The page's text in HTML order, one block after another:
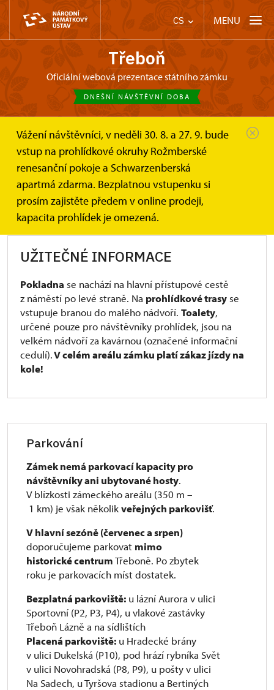
CS MENU
Třeboň
oficiální webová prezentace státního zámku
DNEŠNÍ NÁVŠTĚVNÍ DOBA
Vážení návštěvníci, v neděli 30. 8. a 27. 9. bude
vstup na prohlídkové okruhy Rožmberské
renesanční pokoje a Schwarzenberská
apartmá zdarma. Bezplatnou vstupenku si
prosím zajistěte předem v online prodeji,
kapacita prohlídek je omezená.
Třeboň Informace pro návštěvníky
Informace pro návštěvníky
UŽITEČNÉ INFORMACE
Pokladna se nachází na hlavní přístupové cestě
z náměstí po levé straně. Na prohlídkové trasy se
vstupuje branou do malého nádvoří. Toalety,
určené pouze pro návštěvníky prohlídek, jsou na
velkém nádvoří za kavárnou (označené informační
cedulí).V celém areálu zámku platí zákaz jízdy na
kole!
Parkování
Zámek nemá parkovací kapacity pro
návštěvníky ani ubytované hosty.
V blízkosti zámeckého areálu (350 m –
1 km) je však několikveřejných parkovišť.
V hlavní sezóně (červenec a srpen)
doporučujeme parkovat mimo
historické centrumTřeboně. Po zbytek
roku je parkovacích míst dostatek.
Bezplatná parkoviště: u lázní Aurora v ulici
Sportovní (P2, P3, P4), u vlakové zastávky
Třeboň Lázně a na sídlištích
Placená parkoviště: u Hradecké brány
v ulici Dukelská (P10), pod hrází rybníka Svět
v ulici Novohradská (P8, P9), u pošty v ulici
Na Sadech, u Tyršova stadionu a Bertiných